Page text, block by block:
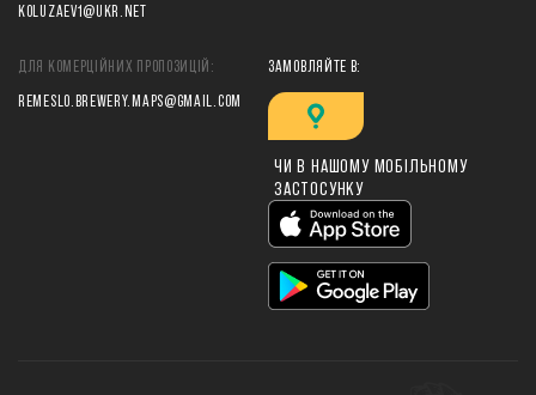
KOLUZAEV1@UKR.NET
ДЛЯ КОМЕРЦІЙНИХ ПРОПОЗИЦІЙ:
REMESLO.BREWERY.MAPS@GMAIL.COM
ЗАМОВЛЯЙТЕ В:
ЧИ В НАШОМУ МОБІЛЬНОМУ
ЗАСТОСУНКУ